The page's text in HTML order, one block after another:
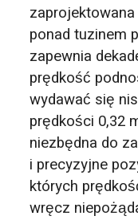
ponad tuzinem
zapewnia
prędkość
wydawać się
prędkości 0,32
niezbędna do
i precyzyjne
których
wręcz